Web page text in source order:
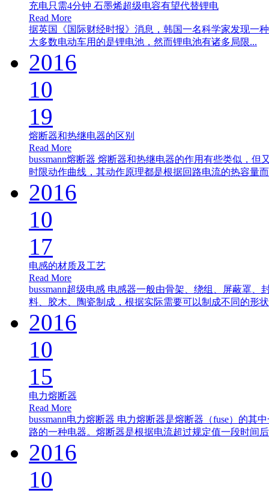
充电只需4分钟 石墨烯超级电容有望代替锂电
Read More
据英国《国际财经时报》消息，韩国一名科学家发现一
大多数电动车用的是锂电池，然而锂电池有诸多局限...
2016
10
19
熔断器和热继电器的区别
Read More
bussmann熔断器 熔断器和热继电器的作用有些类似，
时限动作曲线，其动作原理都是根据回路电流的热容量
2016
10
17
电感的材质及工艺
Read More
bussmann超级电感 电感器一般由骨架、绕组、屏蔽罩
料、胶木、陶瓷制成，根据实际需要可以制成不同的形
2016
10
15
电力熔断器
Read More
bussmann电力熔断器 电力熔断器是熔断器（fuse）的
路的一种电器。熔断器是根据电流超过规定值一段时间
2016
10